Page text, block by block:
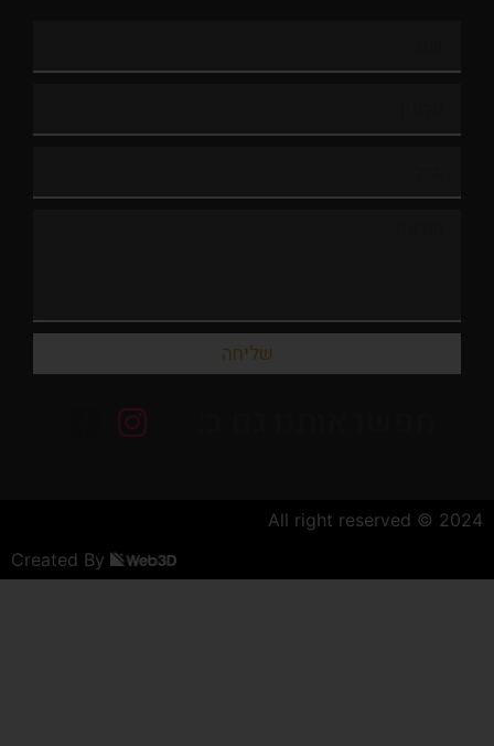
שליחה
2024 © All right
Created By